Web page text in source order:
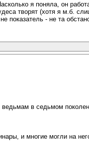
я поняла, он
творят (хотя я м.б.
показатель - не та
ведьмам в седьмом
и многие могли на